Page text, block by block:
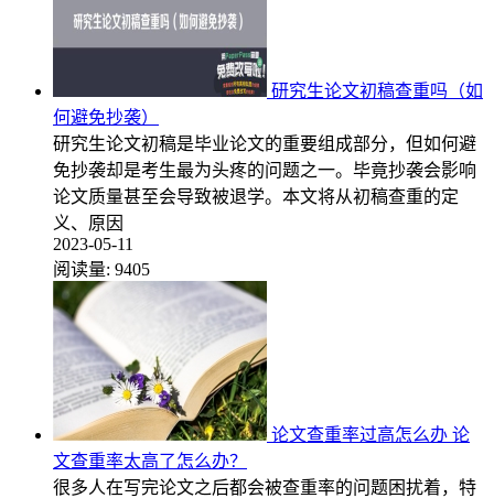
研究生论文初稿查重吗（如
何避免抄袭）
研究生论文初稿是毕业论文的重要组成部分，但如何避
免抄袭却是考生最为头疼的问题之一。毕竟抄袭会影响
论文质量甚至会导致被退学。本文将从初稿查重的定
义、原因
2023-05-11
阅读量: 9405
论文查重率过高怎么办 论
文查重率太高了怎么办？
很多人在写完论文之后都会被查重率的问题困扰着，特